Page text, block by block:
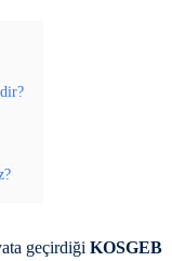
geçirdiği KOSGEB